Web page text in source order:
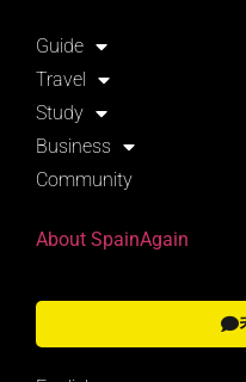
Guide
Travel
Study
Business
Community
About SpainAgain